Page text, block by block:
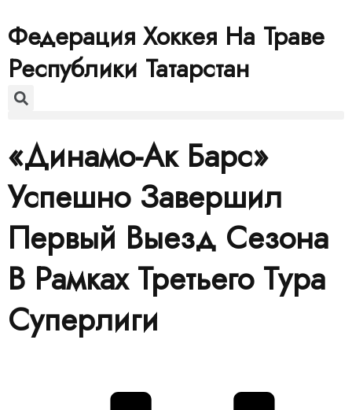
Федерация Хоккея На Траве
Республики Татарстан
«Динамо-Ак Барс»
Успешно Завершил
Первый Выезд Сезона
В Рамках Третьего Тура
Суперлиги